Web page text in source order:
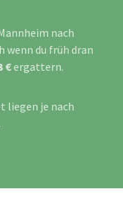
nach
wenn du früh dran
€ergattern.
liegen je nach